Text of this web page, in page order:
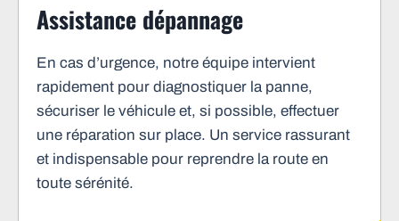
Assistance dépannage
En cas d’urgence, notre équipe intervient
rapidement pour diagnostiquer la panne,
sécuriser le véhicule et, si possible, effectuer
une réparation sur place. Un service rassurant
et indispensable pour reprendre la route en
toute sérénité.